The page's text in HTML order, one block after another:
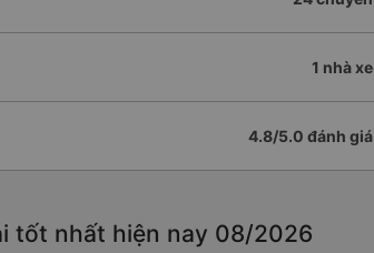
1 nhà xe
4.8/5.0 đánh giá
tốt nhất hiện nay 08/2026